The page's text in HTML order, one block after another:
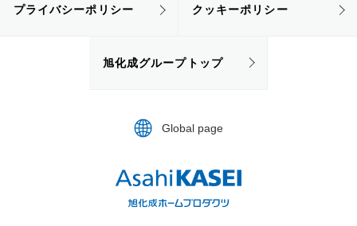
プライバシーポリシー クッキーポリシー
旭化成グループトップ
Global page